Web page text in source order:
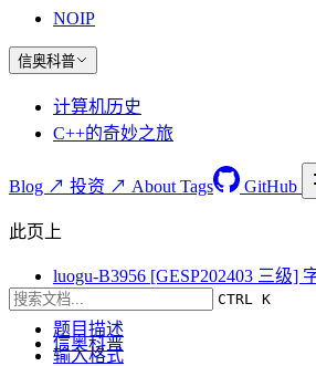
NOIP
信奥科普
计算机历史
C++的奇妙之旅
Blog ↗ 投资 ↗ About Tags GitHub
CTRL K
信奥科普
此页上
luogu-B3956 [GESP202403 三级]
题目要求
题目描述
输入格式